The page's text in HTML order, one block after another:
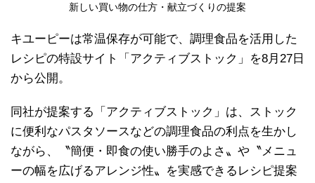
新しい買い物の仕方・献立づくりの提案
キユーピーは常温保存が可能で、調理食品を活用した
レシピの特設サイト「アクティブストック」を8月27日
から公開。
同社が提案する「アクティブストック」は、ストック
に便利なパスタソースなどの調理食品の利点を生かし
ながら、〝簡便・即食の使い勝手のよさ〟や〝メニュ
ーの幅を広げるアレンジ性〟を実感できるレシピ提案